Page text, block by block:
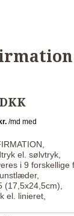
el. sølvtryk,
i 9 forskellige
(17,5x24,5cm),
el. linieret,